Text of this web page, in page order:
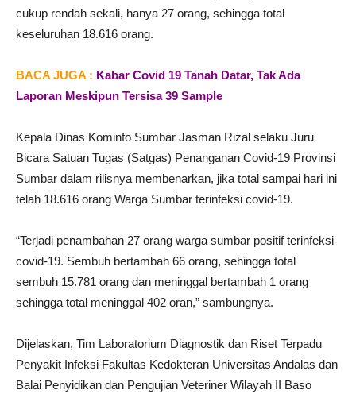
cukup rendah sekali, hanya 27 orang, sehingga total
keseluruhan 18.616 orang.
BACA JUGA : Kabar Covid 19 Tanah Datar, Tak Ada
Laporan Meskipun Tersisa 39 Sample
Kepala Dinas Kominfo Sumbar Jasman Rizal selaku Juru
Bicara Satuan Tugas (Satgas) Penanganan Covid-19 Provinsi
Sumbar dalam rilisnya membenarkan, jika total sampai hari ini
telah 18.616 orang Warga Sumbar terinfeksi covid-19.
“Terjadi penambahan 27 orang warga sumbar positif terinfeksi
covid-19. Sembuh bertambah 66 orang, sehingga total
sembuh 15.781 orang dan meninggal bertambah 1 orang
sehingga total meninggal 402 oran,” sambungnya.
Dijelaskan, Tim Laboratorium Diagnostik dan Riset Terpadu
Penyakit Infeksi Fakultas Kedokteran Universitas Andalas dan
Balai Penyidikan dan Pengujian Veteriner Wilayah II Baso